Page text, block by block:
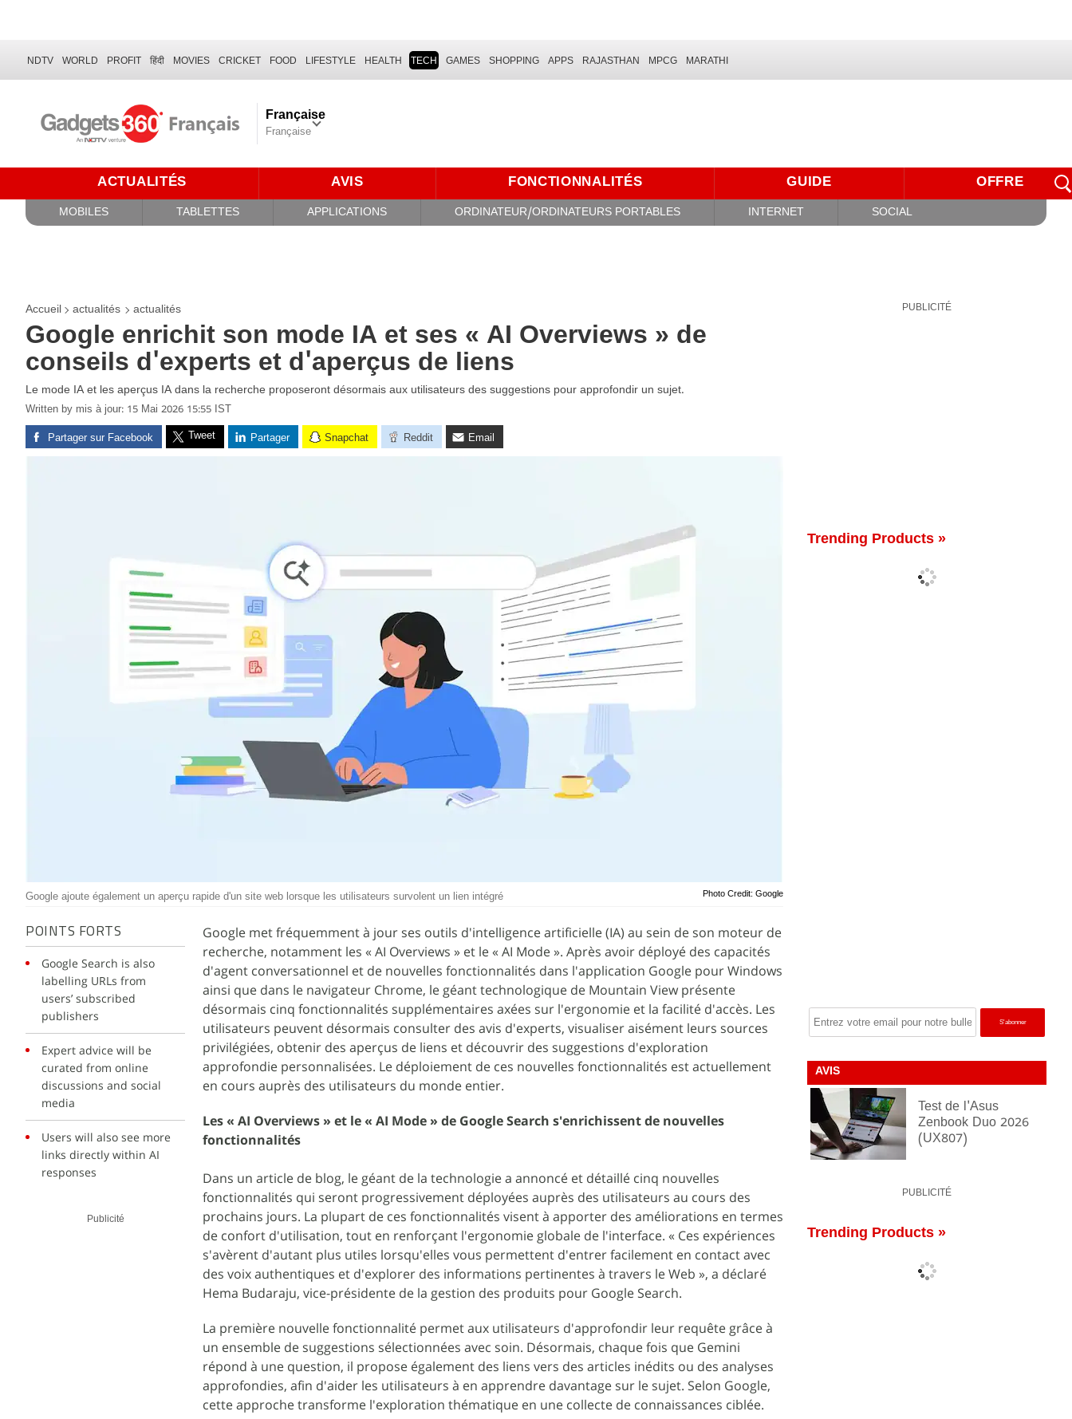
NDTV WORLD PROFIT हिंदी MOVIES CRICKET FOOD LIFESTYLE HEALTH TECH GAMES SHOPPING APPS RAJASTHAN MPCG MARATHI
Française
Française
ACTUALITÉS AVIS FONCTIONNALITÉS GUIDE OFFRE
MOBILES TABLETTES APPLICATIONS ORDINATEUR/ORDINATEURS PORTABLES INTERNET SOCIAL
Accueil actualités actualités
Google enrichit son mode IA et ses « AI Overviews » de
conseils d'experts et d'aperçus de liens
Le mode IA et les aperçus IA dans la recherche proposeront désormais aux utilisateurs des suggestions pour approfondir un sujet.
Written by mis à jour: 15 Mai 2026 15:55 IST
Partager sur Facebook Tweet Partager Snapchat Reddit Email
Photo Credit: Google
Google ajoute également un aperçu rapide d'un site web lorsque les utilisateurs survolent un lien intégré
POINTS FORTS
Google Search is also
labelling URLs from
users’ subscribed
publishers
Expert advice will be
curated from online
discussions and social
media
Users will also see more
links directly within AI
responses
Publicité
Google met fréquemment à jour ses outils d'intelligence artificielle (IA) au sein de son moteur de
recherche, notamment les « AI Overviews » et le « AI Mode ». Après avoir déployé des capacités
d'agent conversationnel et de nouvelles fonctionnalités dans l'application Google pour Windows
ainsi que dans le navigateur Chrome, le géant technologique de Mountain View présente
désormais cinq fonctionnalités supplémentaires axées sur l'ergonomie et la facilité d'accès. Les
utilisateurs peuvent désormais consulter des avis d'experts, visualiser aisément leurs sources
privilégiées, obtenir des aperçus de liens et découvrir des suggestions d'exploration
approfondie personnalisées. Le déploiement de ces nouvelles fonctionnalités est actuellement
en cours auprès des utilisateurs du monde entier.
Les « AI Overviews » et le « AI Mode » de Google Search s'enrichissent de nouvelles
fonctionnalités
Dans un article de blog, le géant de la technologie a annoncé et détaillé cinq nouvelles
fonctionnalités qui seront progressivement déployées auprès des utilisateurs au cours des
prochains jours. La plupart de ces fonctionnalités visent à apporter des améliorations en termes
de confort d'utilisation, tout en renforçant l'ergonomie globale de l'interface. « Ces expériences
s'avèrent d'autant plus utiles lorsqu'elles vous permettent d'entrer facilement en contact avec
des voix authentiques et d'explorer des informations pertinentes à travers le Web », a déclaré
Hema Budaraju, vice-présidente de la gestion des produits pour Google Search.
La première nouvelle fonctionnalité permet aux utilisateurs d'approfondir leur requête grâce à
un ensemble de suggestions sélectionnées avec soin. Désormais, chaque fois que Gemini
répond à une question, il propose également des liens vers des articles inédits ou des analyses
approfondies, afin d'aider les utilisateurs à en apprendre davantage sur le sujet. Selon Google,
cette approche transforme l'exploration thématique en une collecte de connaissances ciblée.
PUBLICITÉ
Trending Products »
AVIS
Test de l'Asus
Zenbook Duo 2026
(UX807)
PUBLICITÉ
Trending Products »